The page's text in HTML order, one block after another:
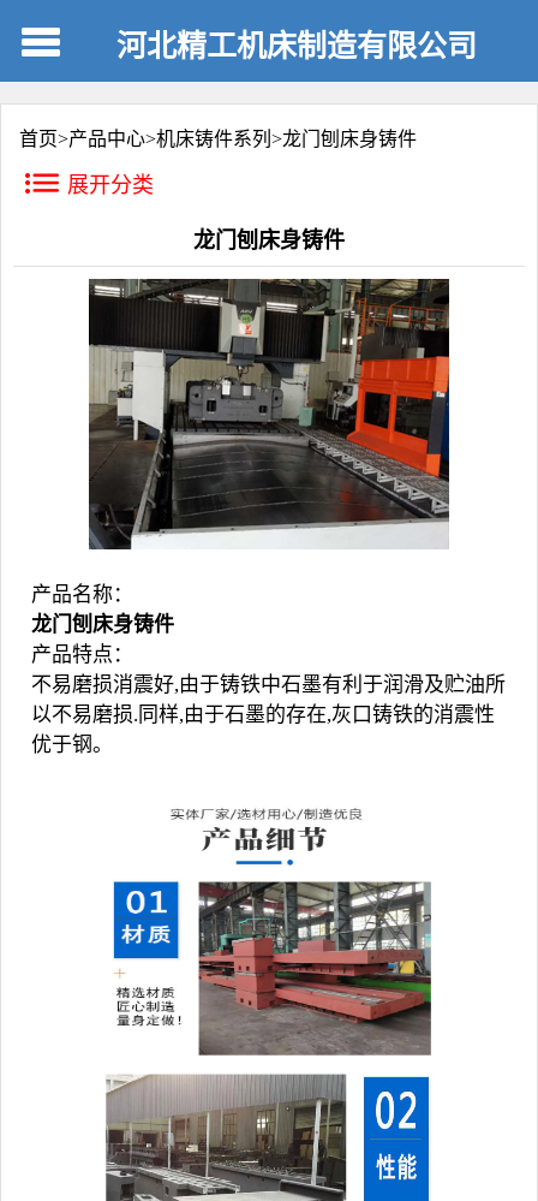
河北精工机床制造有限公司
首页>产品中心>机床铸件系列 >龙门刨床身铸件
展开分类
龙门刨床身铸件
产品名称：
龙门刨床身铸件
产品特点：
不易磨损消震好,由于铸铁中石墨有利于润滑及贮油所
以不易磨损.同样,由于石墨的存在,灰口铸铁的消震性
优于钢。